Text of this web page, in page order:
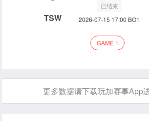
TSW
已结束
2026-07-15 17:00 BO1
GAME 1
更多数据请下载玩加赛事App